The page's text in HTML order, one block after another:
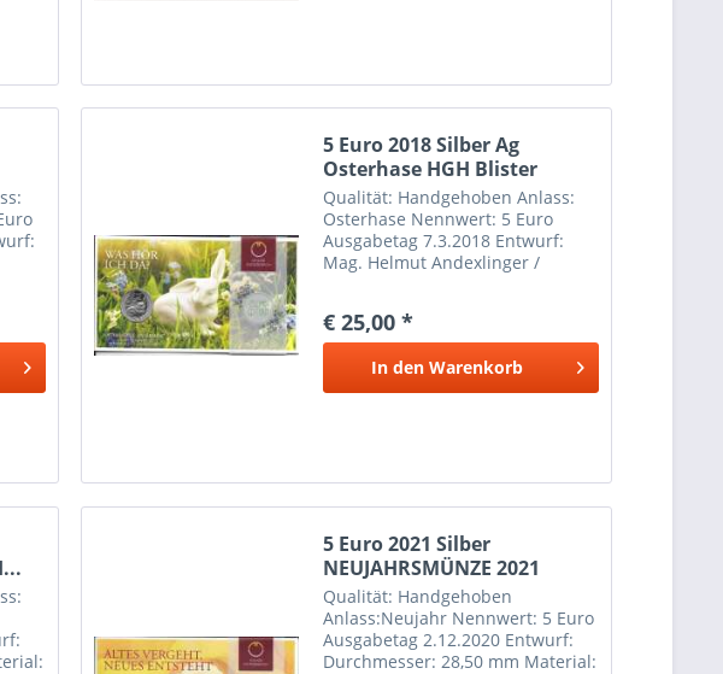
5 Euro 2018 Silber Ag
Osterhase HGH Blister
Qualität: Handgehoben Anlass:
Osterhase Nennwert: 5 Euro
Ausgabetag 7.3.2018 Entwurf:
Mag. Helmut Andexlinger /
Feingewicht: 8,00 g
Gesamtgewicht: 10,00
€ 25,00 *
In den Warenkorb
5 Euro 2021 Silber
NEUJAHRSMÜNZE 2021
JANUS
Qualität: Handgehoben
Anlass:Neujahr Nennwert: 5 Euro
Ausgabetag 2.12.2020 Entwurf:
Durchmesser: 28,50 mm Material: